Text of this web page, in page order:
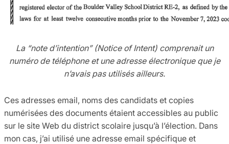
La “note d’intention” (Notice of Intent) comprenait un
numéro de téléphone et une adresse électronique que je
n’avais pas utilisés ailleurs.
Ces adresses email, noms des candidats et copies
numérisées des documents étaient accessibles au public
sur le site Web du district scolaire jusqu’à l’élection. Dans
mon cas, j’ai utilisé une adresse email spécifique et